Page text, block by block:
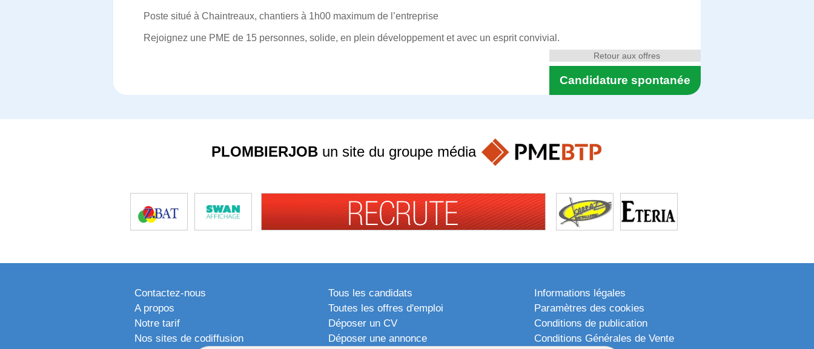
Poste situé à Chaintreaux, chantiers à 1h00 maximum de l’entreprise
Rejoignez une PME de 15 personnes, solide, en plein développement et avec un esprit convivial.
Candidature spontanée
Retour aux offres
PLOMBIERJOBun site du groupe média
Contactez-nous
A propos
Notre tarif
Nos sites de codiffusion
Tous les candidats
Toutes les offres d'emploi
Déposer un CV
Déposer une annonce
Informations légales
Paramètres des cookies
Conditions de publication
Conditions Générales de Vente